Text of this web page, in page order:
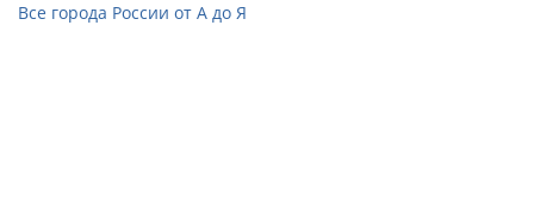
Все города России от А до Я